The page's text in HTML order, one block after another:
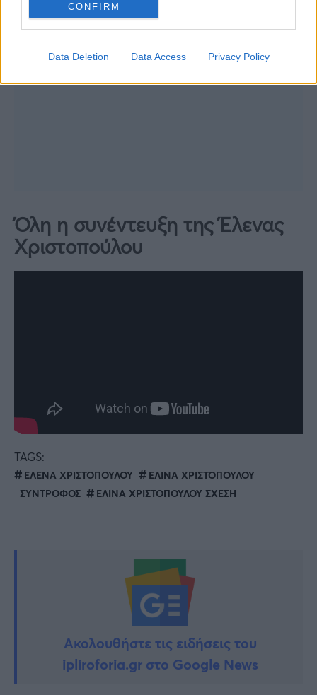
CONFIRM
Data Deletion Data Access Privacy Policy
Όλη η συνέντευξη της Έλενας
Χριστοπούλου
TAGS:
ΕΛΕΝΑ ΧΡΙΣΤΟΠΟΥΛΟΥ
ΕΛΙΝΑ ΧΡΙΣΤΟΠΟΥΛΟΥ
ΣΥΝΤΡΟΦΟΣ
ΕΛΙΝΑ ΧΡΙΣΤΟΠΟΥΛΟΥ ΣΧΕΣΗ
Ακολουθήστε τις ειδήσεις του
ipliroforia.gr στο Google News